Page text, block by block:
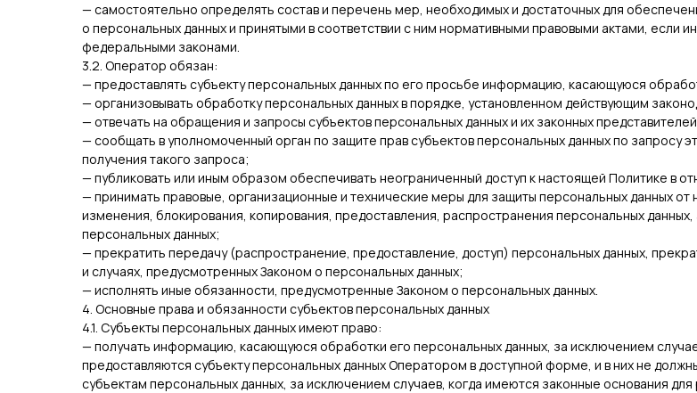
— самостоятельно определять состав и перечень мер, необходимых и достаточных для
о персональных данных и принятыми в соответствии с ним нормативными правовыми актами, если
федеральными законами.
3.2. Оператор обязан:
— предоставлять субъекту персональных данных по его просьбе информацию, касающуюся
— организовывать обработку персональных данных в порядке, установленном действующим
— отвечать на обращения и запросы субъектов персональных данных и их законных
— сообщать в уполномоченный орган по защите прав субъектов персональных данных по запросу
получения такого запроса;
— публиковать или иным образом обеспечивать неограниченный доступ к настоящей Политике в
— принимать правовые, организационные и технические меры для защиты персональных данных
изменения, блокирования, копирования, предоставления, распространения персональных
персональных данных;
— прекратить передачу (распространение, предоставление, доступ) персональных данных,
и случаях, предусмотренных Законом о персональных данных;
— исполнять иные обязанности, предусмотренные Законом о персональных данных.
4. Основные права и обязанности субъектов персональных данных
4.1. Субъекты персональных данных имеют право:
— получать информацию, касающуюся обработки его персональных данных, за исключением
предоставляются субъекту персональных данных Оператором в доступной форме, и в них не
субъектам персональных данных, за исключением случаев, когда имеются законные основания